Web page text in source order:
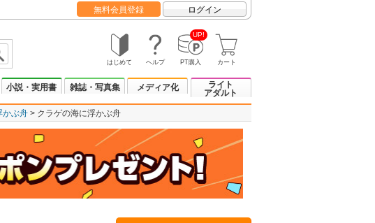
無料会員登録 ログイン
はじめて ヘルプ
UP!
PT購入 カート
小説・実用書 雑誌・写真集 メディア化
ライト
アダルト
かぶ舟 クラゲの海に浮かぶ舟